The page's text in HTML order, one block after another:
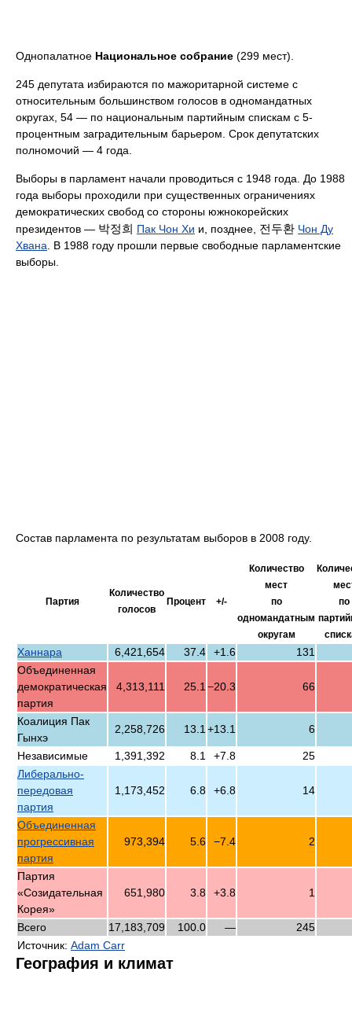
Однопалатное Национальное собрание (299 мест).
245 депутата избираются по мажоритарной системе с
относительным большинством голосов в одномандатных
округах, 54 — по национальным партийным спискам с 5-
процентным заградительным барьером. Срок депутатских
полномочий — 4 года.
Выборы в парламент начали проводиться с 1948 года. До 1988
года выборы проходили при существенных ограничениях
демократических свобод со стороны южнокорейских
президентов — 박정희 Пак Чон Хи и, позднее, 전두환 Чон Ду
Хвана . В 1988 году прошли первые свободные парламентские
выборы.
Состав парламента по результатам выборов в 2008 году.
Партия
Количество
голосов
Процент +/-
Количество
мест
по
одномандатным
округам
по
Ханнара 6,421,654 37.4 +1.6
131
Объединенная
демократическая
партия
4,313,111 25.1 −20.3 66
Коалиция Пак
Гынхэ
2,258,726 13.1 +13.1 6
Независимые 1,391,392 8.1 +7.8
25
Либерально-
передовая
партия
1,173,452 6.8 +6.8 14
Объединенная
прогрессивная
партия
973,394 5.6 −7.4 2
Партия
«Созидательная
Корея»
651,980 3.8 +3.8 1
Всего 17,183,709 100.0 —
245
Источник: Adam Carr
География и климат